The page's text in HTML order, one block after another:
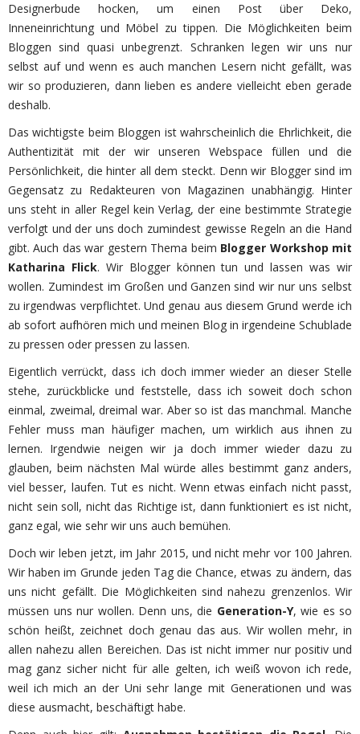
Designerbude hocken, um einen Post über Deko,
Inneneinrichtung und Möbel zu tippen. Die Möglichkeiten beim
Bloggen sind quasi unbegrenzt. Schranken legen wir uns nur
selbst auf und wenn es auch manchen Lesern nicht gefällt, was
wir so produzieren, dann lieben es andere vielleicht eben gerade
deshalb.
Das wichtigste beim Bloggen ist wahrscheinlich die Ehrlichkeit, die
Authentizität mit der wir unseren Webspace füllen und die
Persönlichkeit, die hinter all dem steckt. Denn wir Blogger sind im
Gegensatz zu Redakteuren von Magazinen unabhängig. Hinter
uns steht in aller Regel kein Verlag, der eine bestimmte Strategie
verfolgt und der uns doch zumindest gewisse Regeln an die Hand
gibt. Auch das war gestern Thema beim Blogger Workshop mit
Katharina Flick. Wir Blogger können tun und lassen was wir
wollen. Zumindest im Großen und Ganzen sind wir nur uns selbst
zu irgendwas verpflichtet. Und genau aus diesem Grund werde ich
ab sofort aufhören mich und meinen Blog in irgendeine Schublade
zu pressen oder pressen zu lassen.
Eigentlich verrückt, dass ich doch immer wieder an dieser Stelle
stehe, zurückblicke und feststelle, dass ich soweit doch schon
einmal, zweimal, dreimal war. Aber so ist das manchmal. Manche
Fehler muss man häufiger machen, um wirklich aus ihnen zu
lernen. Irgendwie neigen wir ja doch immer wieder dazu zu
glauben, beim nächsten Mal würde alles bestimmt ganz anders,
viel besser, laufen. Tut es nicht. Wenn etwas einfach nicht passt,
nicht sein soll, nicht das Richtige ist, dann funktioniert es ist nicht,
ganz egal, wie sehr wir uns auch bemühen.
Doch wir leben jetzt, im Jahr 2015, und nicht mehr vor 100 Jahren.
Wir haben im Grunde jeden Tag die Chance, etwas zu ändern, das
uns nicht gefällt. Die Möglichkeiten sind nahezu grenzenlos. Wir
müssen uns nur wollen. Denn uns, die Generation-Y, wie es so
schön heißt, zeichnet doch genau das aus. Wir wollen mehr, in
allen nahezu allen Bereichen. Das ist nicht immer nur positiv und
mag ganz sicher nicht für alle gelten, ich weiß wovon ich rede,
weil ich mich an der Uni sehr lange mit Generationen und was
diese ausmacht, beschäftigt habe.